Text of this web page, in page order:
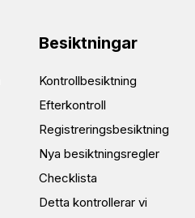
Besiktningar
Kontrollbesiktning
Efterkontroll
Registreringsbesiktning
Nya besiktningsregler
Checklista
Detta kontrollerar vi